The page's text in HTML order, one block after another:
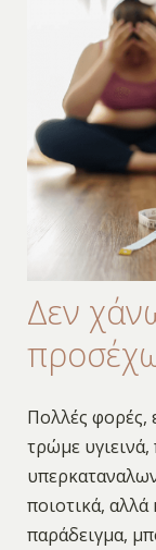
Δεν
Πολλές φορές,
τρώμε
ποιοτικά,
παράδειγμα,